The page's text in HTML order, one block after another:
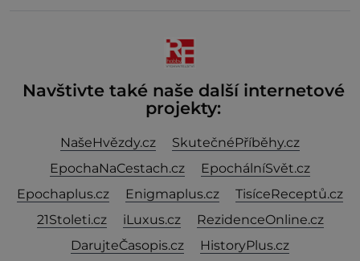
ani po více než sto letech výzkumu
Navštivte také naše další internetové
projekty:
NašeHvězdy.cz
SkutečnéPříběhy.cz
EpochaNaCestach.cz
EpochálníSvět.cz
Epochaplus.cz
Enigmaplus.cz
TisíceReceptů.cz
21Stoleti.cz
iLuxus.cz
RezidenceOnline.cz
DarujteČasopis.cz
HistoryPlus.cz